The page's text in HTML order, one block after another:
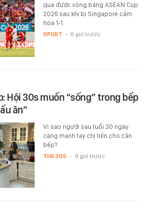
qua được vòng bảng ASEAN Cup
2026 sau khi bị Singapore cầm
hòa 1-1.
SPORT - 6 giờ trước
Hội 30s muốn “sống” trong bếp
ăn”
Vì sao người sau tuổi 30 ngày
càng mạnh tay chi tiền cho căn
bếp?
THE 30S - 6 giờ trước